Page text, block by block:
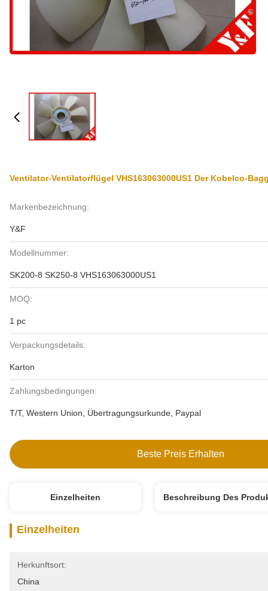
Ventilator-Ventilatorflügel VHS163063000US1 Der Kobelco-
Markenbezeichnung:
Y&F
Modellnummer:
SK200-8 SK250-8 VHS163063000US1
MOQ:
1 pc
Verpackungsdetails:
Karton
Zahlungsbedingungen:
T/T, Western Union, Übertragungsurkunde, Paypal
Beste Preis Erhalten
Einzelheiten Beschreibung Des
Einzelheiten
Herkunftsort:
China